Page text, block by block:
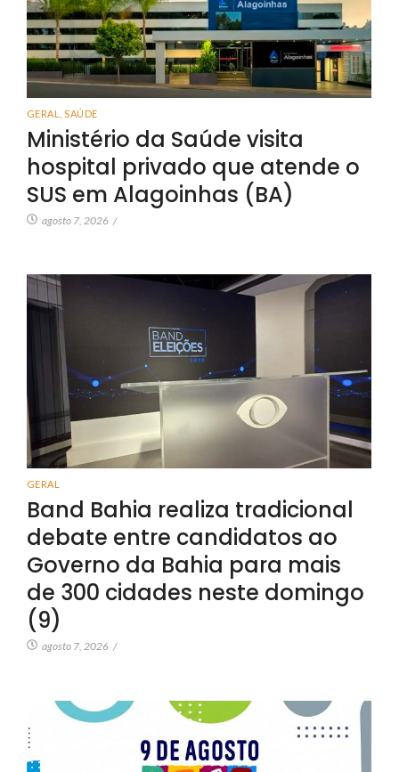
GERAL SAÚDE
Ministério da Saúde visita
hospital privado que atende o
SUS em Alagoinhas (BA)
agosto 7, 2026 /
GERAL
Band Bahia realiza tradicional
debate entre candidatos ao
Governo da Bahia para mais
de 300 cidades neste domingo
(9)
agosto 7, 2026 /